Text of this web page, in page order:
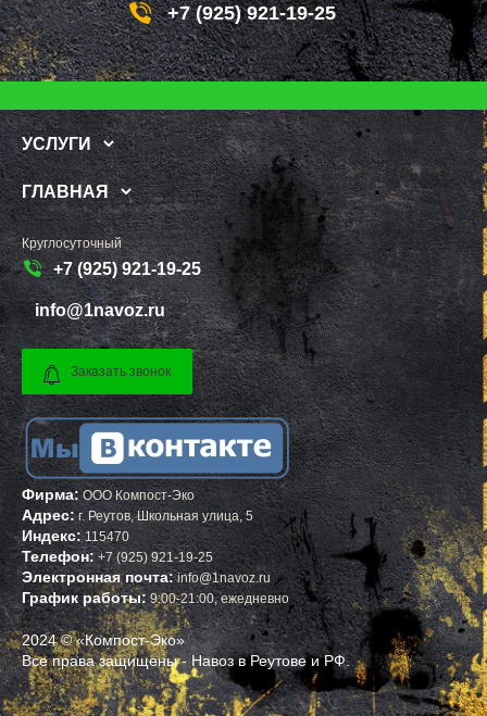
+7 (925) 921-19-25
УСЛУГИ
ГЛАВНАЯ
Круглосуточный
+7 (925) 921-19-25
info@1navoz.ru
Заказать звонок
Фирма: ООО Компост-Эко
Адрес:г. Реутов,Школьная улица, 5
Индекс: 115470
Телефон: +7 (925) 921-19-25
Электронная почта: info@1navoz.ru
График работы:9:00-21:00, ежедневно
2024 © «Компост-Эко»
Все права защищены - Навоз в Реутове и РФ.